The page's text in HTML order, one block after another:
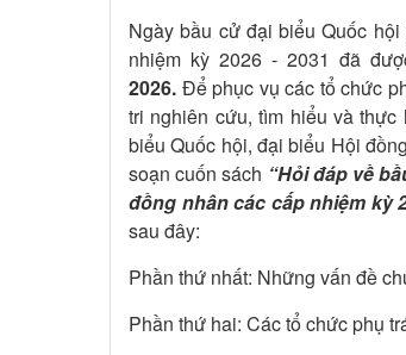
Ngày bầu cử đại biểu Quốc
nhiệm kỳ 2026 - 2031 đã
2026. Để phục vụ các tổ chức
tri nghiên cứu, tìm hiểu và
biểu Quốc hội, đại biểu Hội
soạn cuốn sách “Hỏi đáp về
đồng nhân các cấp nhiệm kỳ
sau đây:
Phần thứ nhất: Những vấn đề
Phần thứ hai: Các tổ chức phụ